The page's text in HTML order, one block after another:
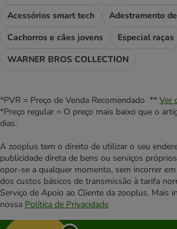
Acessórios smart tech
Cachorros e cães jovens
Especial raças
WARNER BROS COLLECTION
*PVR = Preço de Venda Recomendado ** Ver
*Preço regular = O preço mais baixo que o
dias.
A zooplus tem o direito de utilizar o seu
publicidade direta de bens ou serviços
opor-se a qualquer momento, sem incorrer
dos custos básicos de transmissão à tarifa
Serviço de Apoio ao Cliente da zooplus. Mais
nossa Política de Privacidade